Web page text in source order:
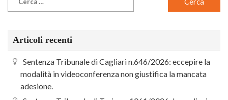
Articoli recenti
Sentenza Tribunale di Cagliari n.646/2026: eccepire la
modalità in videoconferenza non giustifica la mancata
adesione.